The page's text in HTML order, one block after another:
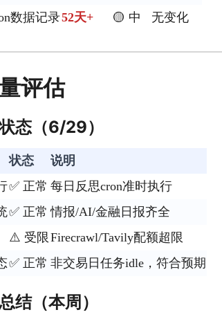
数据记录52天+ 🟡 中 无变化
评估
态（6/29）
状态
说明
✅ 正常 每日反思cron准时执行
✅ 正常 情报/AI/金融日报齐全
⚠️ 受限 Firecrawl/Tavily配额超限
✅ 正常 非交易日任务idle，符合预期
结（本周）